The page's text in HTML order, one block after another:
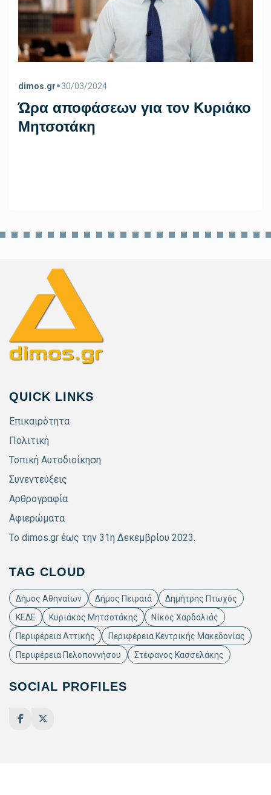
dimos.gr•30/03/2024
Ώρα αποφάσεων για τον Κυριάκο
Μητσοτάκη
QUICK LINKS
Επικαιρότητα
Πολιτική
Τοπική Αυτοδιοίκηση
Συνεντεύξεις
Αρθρογραφία
Αφιερώματα
Το dimos.gr έως την 31η Δεκεμβρίου 2023.
TAG CLOUD
Δήμος Αθηναίων Δήμος Πειραιά
Δημήτρης Πτωχός
ΚΕΔΕ
Κυριάκος Μητσοτάκης
Νίκος Χαρδαλιάς
Περιφέρεια Αττικής
Περιφέρεια Κεντρικής Μακεδονίας
Περιφέρεια Πελοποννήσου
Στέφανος Κασσελάκης
SOCIAL PROFILES